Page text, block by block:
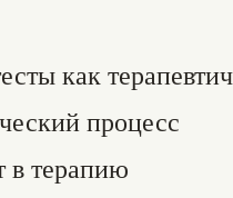
как
процесс
в терапию